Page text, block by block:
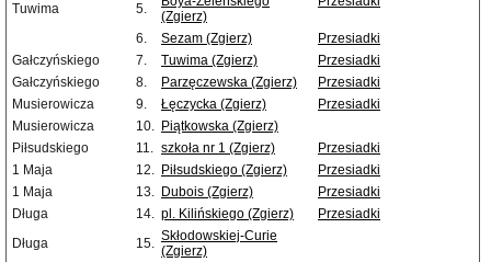
Tuwima
5.
(Zgierz)
6. Sezam (Zgierz)
Przesiadki
Gałczyńskiego
7. Tuwima (Zgierz)
Przesiadki
Gałczyńskiego
8. Parzęczewska (Zgierz)
Przesiadki
Musierowicza
9. Łęczycka (Zgierz)
Przesiadki
Musierowicza
10. Piątkowska (Zgierz)
Piłsudskiego
11. szkoła nr 1 (Zgierz)
Przesiadki
1 Maja
12. Piłsudskiego (Zgierz)
Przesiadki
1 Maja
13. Dubois (Zgierz)
Przesiadki
Długa
14. pl. Kilińskiego (Zgierz)
Przesiadki
Długa
15. Skłodowskiej-Curie
(Zgierz)